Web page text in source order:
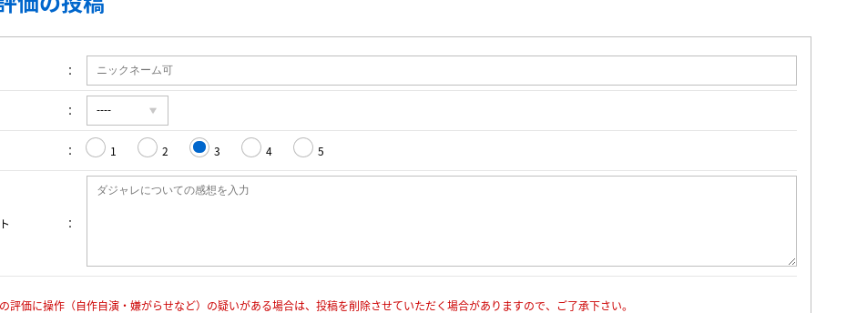
1 2 3 4 5
評価に操作（自作自演・嫌がらせなど）の疑いがある場合は、投稿を削除させていただく場合がありますので、ご了承下さい。